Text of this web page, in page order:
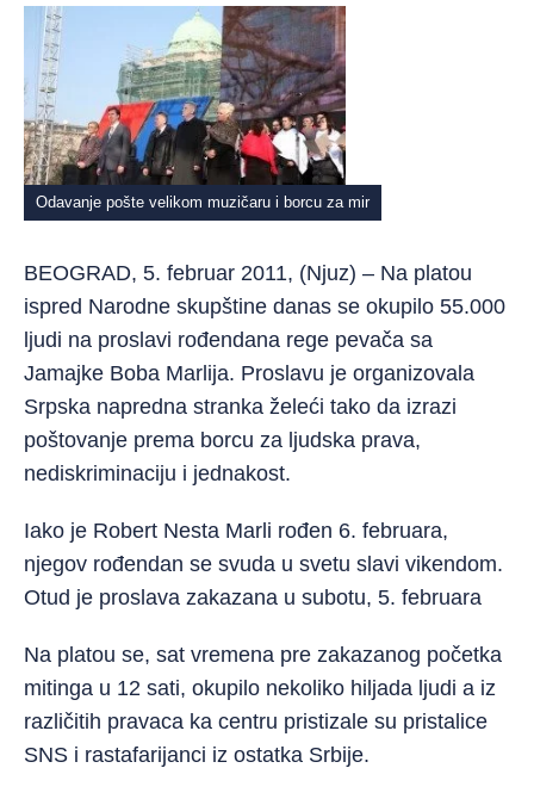
Odavanje pošte velikom muzičaru i borcu za mir
BEOGRAD, 5. februar 2011, (Njuz) – Na platou
ispred Narodne skupštine danas se okupilo 55.000
ljudi na proslavi rođendana rege pevača sa
Jamajke Boba Marlija. Proslavu je organizovala
Srpska napredna stranka želeći tako da izrazi
poštovanje prema borcu za ljudska prava,
nediskriminaciju i jednakost.
Iako je Robert Nesta Marli rođen 6. februara,
njegov rođendan se svuda u svetu slavi vikendom.
Otud je proslava zakazana u subotu, 5. februara
Na platou se, sat vremena pre zakazanog početka
mitinga u 12 sati, okupilo nekoliko hiljada ljudi a iz
različitih pravaca ka centru pristizale su pristalice
SNS i rastafarijanci iz ostatka Srbije.